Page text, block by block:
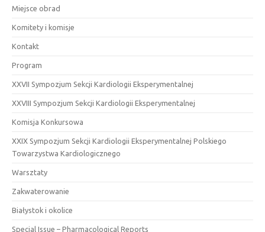
Miejsce obrad
Komitety i komisje
Kontakt
Program
XXVII Sympozjum Sekcji Kardiologii Eksperymentalnej
XXVIII Sympozjum Sekcji Kardiologii Eksperymentalnej
Komisja Konkursowa
XXIX Sympozjum Sekcji Kardiologii Eksperymentalnej Polskiego
Towarzystwa Kardiologicznego
Warsztaty
Zakwaterowanie
Białystok i okolice
Special Issue – Pharmacological Reports